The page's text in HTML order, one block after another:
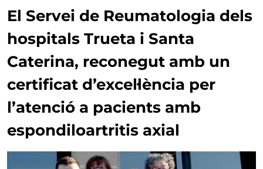
El Servei de Reumatologia dels
hospitals Trueta i Santa
Caterina, reconegut amb un
certificat d’excel·lència per
l’atenció a pacients amb
espondiloartritis axial